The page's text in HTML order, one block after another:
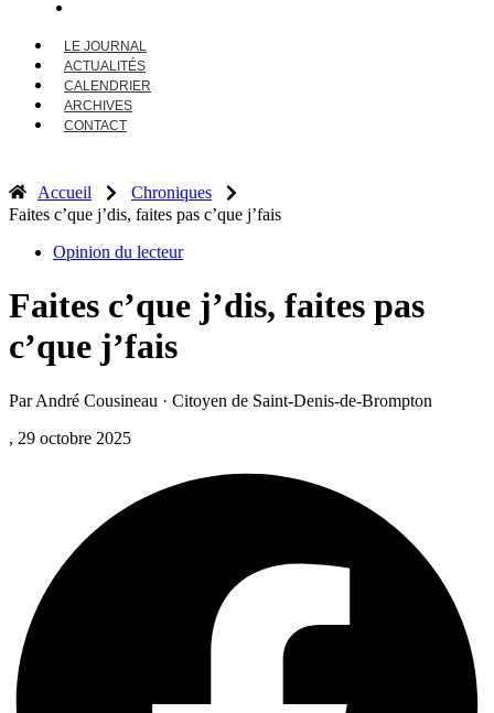
LE JOURNAL
ACTUALITÉS
CALENDRIER
ARCHIVES
CONTACT
Accueil
Chroniques
Faites c’que j’dis, faites pas c’que j’fais
Opinion du lecteur
Faites c’que j’dis, faites pas
c’que j’fais
Par André Cousineau · Citoyen de Saint-Denis-de-Brompton
, 29 octobre 2025